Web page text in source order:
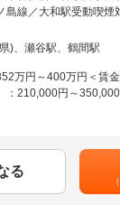
の道ではなく専門エン
思いご入社された方
スキルをもっと磨きた
た方
トのお時間もしっかり
には担当の営業が着任
部品であるカーボンブ
の業務をお任せします。
ある中で弊社の部品は
すが、性能競争に打ち
割り振られ、開発を進
得るために、展示会や
からもヒントを得な
島線／大和駅受動喫煙
所あり））
)、瀬谷駅、鶴間駅
万円～400万円＜賃
：210,000円～
安の金額であり、選考
(月額)は固定手当を含
る